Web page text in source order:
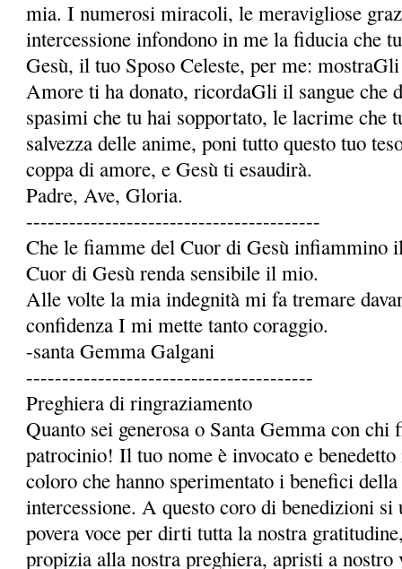
mia. I numerosi miracoli, le meravigliose
intercessione infondono in me la fidu­cia che
Gesù, il tuo Sposo Celeste, per me:
Amore ti ha donato, ricordaGli il sangue che
spasimi che tu hai sopportato, le lacrime che
salvezza delle anime, poni tutto questo tuo
coppa di amore, e Gesù ti esaudirà.
Padre, Ave, Gloria.
-----------------------------------------
Che le fiamme del Cuor di Gesù infiammino
Cuor di Gesù renda sensibile il mio.
Alle volte la mia indegnità mi fa tremare
confidenza I mi mette tanto coraggio.
-santa Gemma Galgani
----------------------------------------
Preghiera di ringraziamento
Quanto sei generosa o Santa Gemma con
patrocinio! Il tuo nome è invocato e
coloro che hanno sperimentato i benefici
intercessione. A questo coro di benedizioni si
povera voce per dirti tutta la nostra
propizia alla nostra preghiera, apristi a nostro